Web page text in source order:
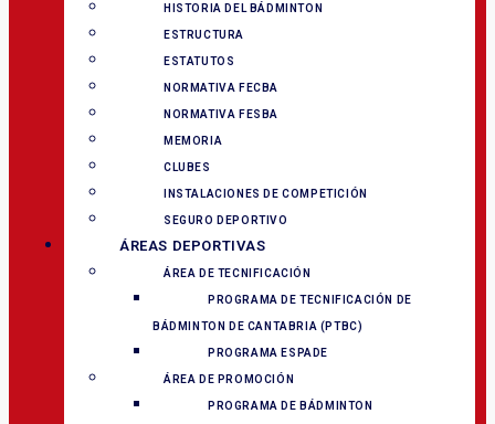
HISTORIA DEL BÁDMINTON
ESTRUCTURA
ESTATUTOS
NORMATIVA FECBA
NORMATIVA FESBA
MEMORIA
CLUBES
INSTALACIONES DE COMPETICIÓN
SEGURO DEPORTIVO
ÁREAS DEPORTIVAS
ÁREA DE TECNIFICACIÓN
PROGRAMA DE TECNIFICACIÓN DE
BÁDMINTON DE CANTABRIA (PTBC)
PROGRAMA ESPADE
ÁREA DE PROMOCIÓN
PROGRAMA DE BÁDMINTON